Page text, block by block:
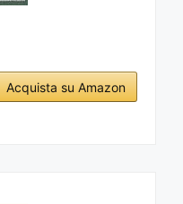
Acquista su Amazon